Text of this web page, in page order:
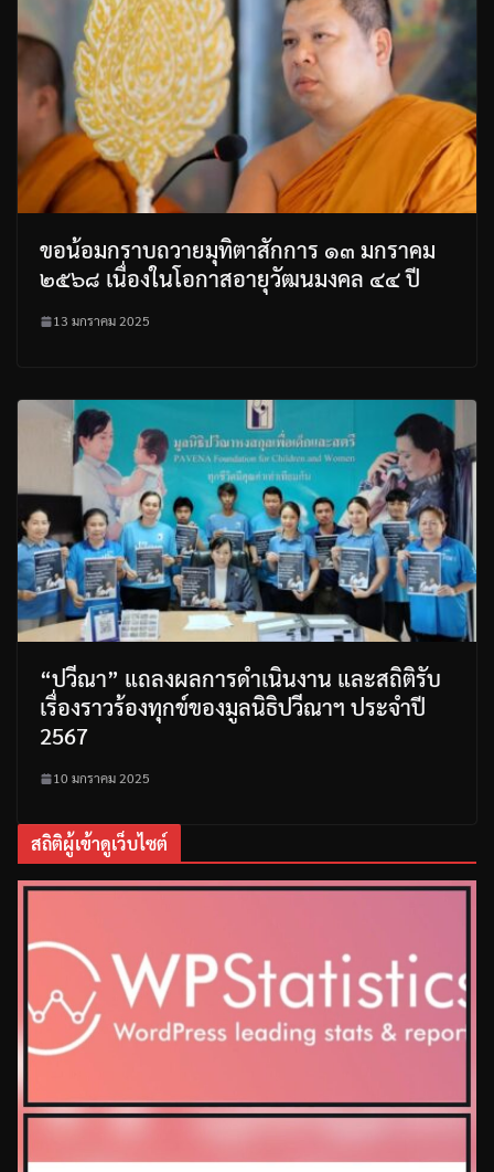
ขอน้อมกราบถวายมุทิตาสักการ ๑๓ มกราคม
๒๕๖๘ เนื่องในโอกาสอายุวัฒนมงคล ๔๔ ปี
13 มกราคม 2025
“ปวีณา” แถลงผลการดำเนินงาน และสถิติรับ
เรื่องราวร้องทุกข์ของมูลนิธิปวีณาฯ ประจำปี
2567
10 มกราคม 2025
สถิติผู้เข้าดูเว็บไซต์